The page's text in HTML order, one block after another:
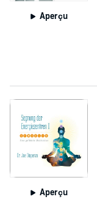
Aperçu
Aperçu